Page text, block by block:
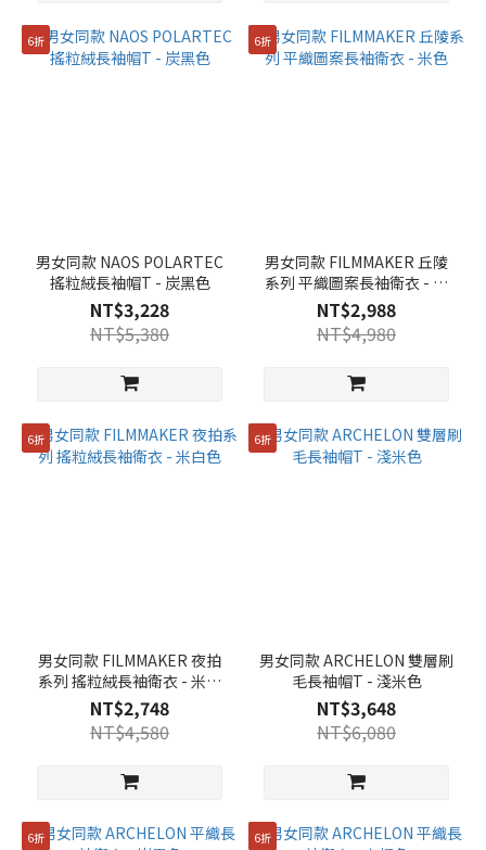
6折
男女同款 NAOS POLARTEC
搖粒絨長袖帽T - 炭黑色
NT$3,228
NT$5,380
6折
男女同款 FILMMAKER 丘陵
系列 平織圖案長袖衛衣 - 米
色
NT$2,988
NT$4,980
6折
男女同款 FILMMAKER 夜拍
系列 搖粒絨長袖衛衣 - 米白
色
NT$2,748
NT$4,580
6折
男女同款 ARCHELON 雙層刷
毛長袖帽T - 淺米色
NT$3,648
NT$6,080
6折 6折